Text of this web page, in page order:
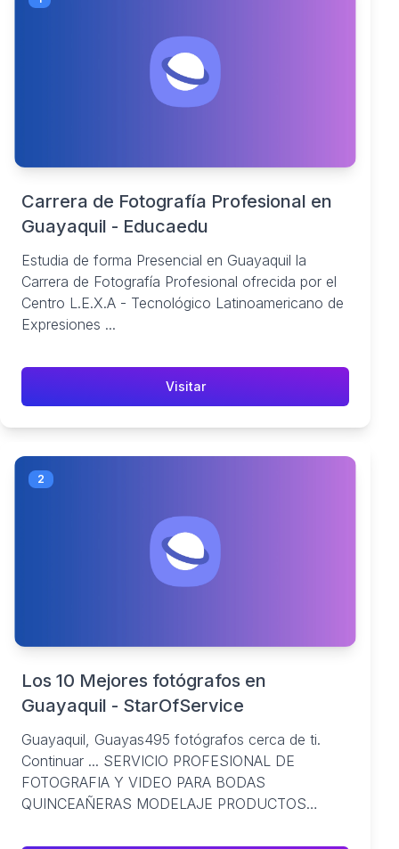
Carrera de Fotografía Profesional en
Guayaquil - Educaedu
Estudia de forma Presencial en Guayaquil la
Carrera de Fotografía Profesional ofrecida por el
Centro L.E.X.A - Tecnológico Latinoamericano de
Expresiones ...
Visitar
2
Los 10 Mejores fotógrafos en
Guayaquil - StarOfService
Guayaquil, Guayas495 fotógrafos cerca de ti.
Continuar ... SERVICIO PROFESIONAL DE
FOTOGRAFIA Y VIDEO PARA BODAS
QUINCEAÑERAS MODELAJE PRODUCTOS